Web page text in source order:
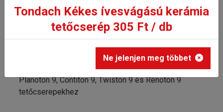
Twiston 9 és Renoton 9
tetőcserepekhez
Tondach hornyolt kezdő gerinccserép rögzítőcsavarral
Planoton 9, Contiton 9, Twiston 9 és Renoton 9
tetőcserepekhez
Tondach Kékes ívesvágású kerámia
tetőcserép 305 Ft / db
Ne jelenjen meg többet